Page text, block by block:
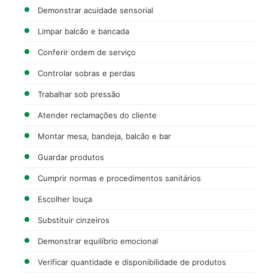
Demonstrar acuidade sensorial
Limpar balcão e bancada
Conferir ordem de serviço
Controlar sobras e perdas
Trabalhar sob pressão
Atender reclamações do cliente
Montar mesa, bandeja, balcão e bar
Guardar produtos
Cumprir normas e procedimentos sanitários
Escolher louça
Substituir cinzeiros
Demonstrar equilíbrio emocional
Verificar quantidade e disponibilidade de produtos